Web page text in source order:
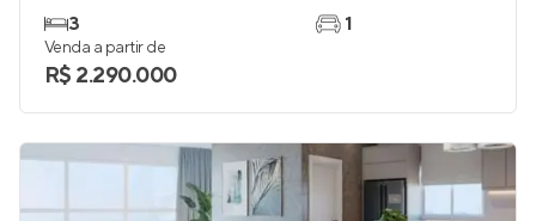
3
1
Venda a partir de
R$ 2.290.000